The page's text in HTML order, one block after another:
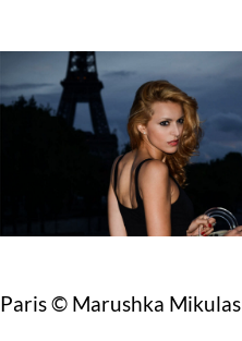
Paris © Marushka Mikulas